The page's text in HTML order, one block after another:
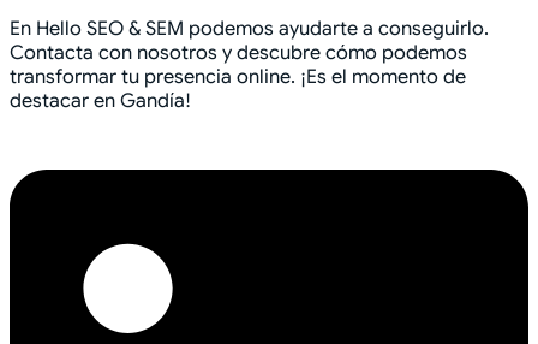
En Hello SEO & SEM podemos ayudarte a conseguirlo.
Contacta con nosotros y descubre cómo podemos
transformar tu presencia online. ¡Es el momento de
destacar en Gandía!